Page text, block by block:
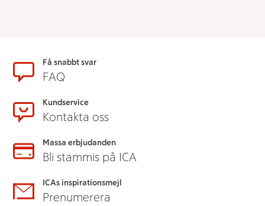
SidfotFå snabbt svar
FAQ
Kundservice
Kontakta oss
Massa erbjudanden
Bli stammis på ICA
ICAs inspirationsmejl
Prenumerera